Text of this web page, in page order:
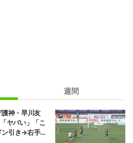
週間
神・早川友
ヤバい」「こ
ン引き→右手一